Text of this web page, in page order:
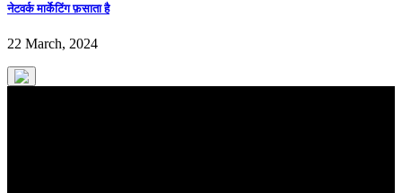
नेटवर्क मार्केटिंग फ़साता है
22 March, 2024